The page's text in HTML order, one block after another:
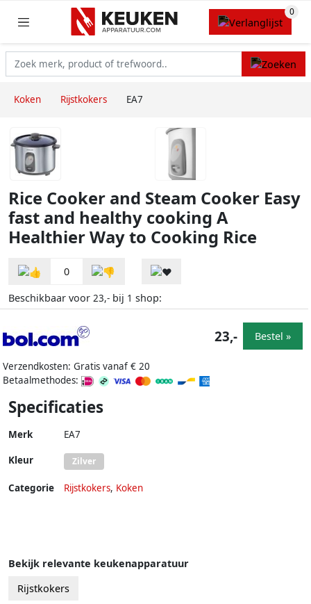
Koken Rijstkokers EA7
Rice Cooker and Steam Cooker Easy
fast and healthy cooking A
Healthier Way to Cooking Rice
0
Beschikbaar voor 23,- bij 1 shop:
Verzendkosten: Gratis vanaf € 20
Betaalmethodes:
23,- Bestel »
Specificaties
Merk EA7
Kleur Zilver
Categorie Rijstkokers, Koken
Bekijk relevante keukenapparatuur
Rijstkokers